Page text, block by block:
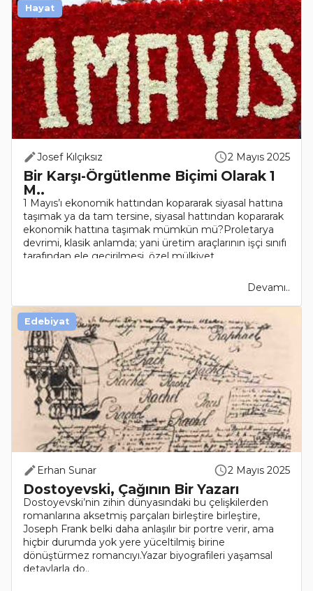
Josef Kılçıksız 2 Mayıs 2025
Bir Karşı-Örgütlenme Biçimi Olarak 1
M..
1 Mayıs’ı ekonomik hattından kopararak siyasal hattına
taşımak ya da tam tersine, siyasal hattından kopararak
ekonomik hattına taşımak mümkün mü?Proletarya
devrimi, klasik anlamda; yani üretim araçlarının işçi sınıfı
tarafından ele geçirilmesi, özel mülkiyet..
Devamı..
Hayat
Erhan Sunar 2 Mayıs 2025
Dostoyevski, Çağının Bir Yazarı
Dostoyevski’nin zihin dünyasındaki bu çelişkilerden
romanlarına aksetmiş parçaları birleştire birleştire,
Joseph Frank belki daha anlaşılır bir portre verir, ama
hiçbir durumda yok yere yüceltilmiş birine
dönüştürmez romancıyı.Yazar biyografileri yaşamsal
detaylarla do..
Edebiyat